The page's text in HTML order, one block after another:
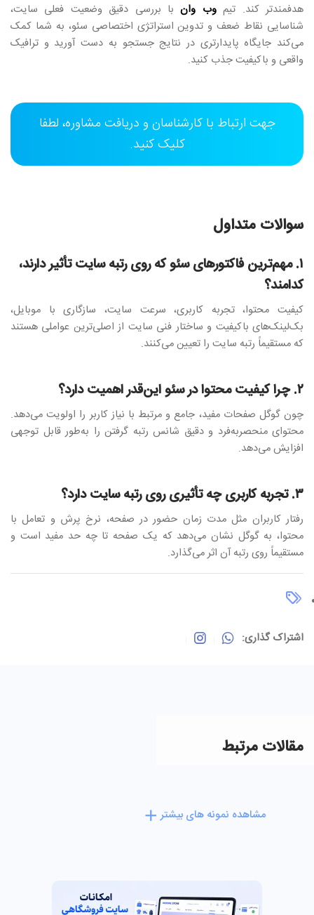
هدفمندتر کند. تیموب وانبا بررسی دقیق وضعیت فعلی سایت،
شناسایی نقاط ضعف و تدوین استراتژی اختصاصی سئو، به شما کمک
می‌کند جایگاه پایدارتری در نتایج جستجو به دست آورید و ترافیک
واقعی و باکیفیت جذب کنید.
جهت ارتباط با کارشناسان و دریافت مشاوره، لطفا
کلیک کنید.
سوالات متداول
۱. مهم‌ترین فاکتورهای سئو که روی رتبه سایت تأثیر دارند،
کدامند؟
کیفیت محتوا، تجربه کاربری، سرعت سایت، سازگاری با موبایل،
بک‌لینک‌های باکیفیت و ساختار فنی سایت از اصلی‌ترین عواملی هستند
که مستقیماً رتبه سایت را تعیین می‌کنند.
۲. چرا کیفیت محتوا در سئو این‌قدر اهمیت دارد؟
چون گوگل صفحات مفید، جامع و مرتبط با نیاز کاربر را اولویت می‌دهد.
محتوای منحصربه‌فرد و دقیق شانس رتبه گرفتن را به‌طور قابل توجهی
افزایش می‌دهد.
۳. تجربه کاربری چه تأثیری روی رتبه سایت دارد؟
رفتار کاربران مثل مدت زمان حضور در صفحه، نرخ پرش و تعامل با
محتوا، به گوگل نشان می‌دهد که یک صفحه تا چه حد مفید است و
مستقیماً روی رتبه آن اثر می‌گذارد.
اشتراک گذاری:
مقالات مرتبط
مشاهده نمونه های بیشتر